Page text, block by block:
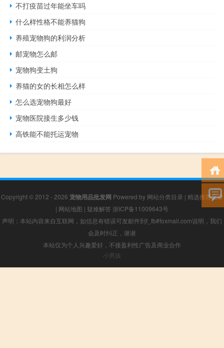
不打疫苗过年能坐车吗
什么样性格不能养猫狗
养殖宠物狗的利润分析
邮宠物怎么邮
宠物狗变土狗
养猫的女的长相怎么样
怎么选宠物狗最好
宠物医院接生多少钱
高铁能不能托运宠物
Copyright © 2012 - 2026 宠物用品批发网 Powered by 网站分类目录 | 精选推荐文章
| 网站地图 | 疑难解答 浙ICP备11009643号
声明：本站内容来自互联网，如信息有错误可发邮件到f_fb#foxmail.com说明，我们
会及时纠正，谢谢
本站仅为个人兴趣爱好，不接盈利性广告及商业合作
小男孩